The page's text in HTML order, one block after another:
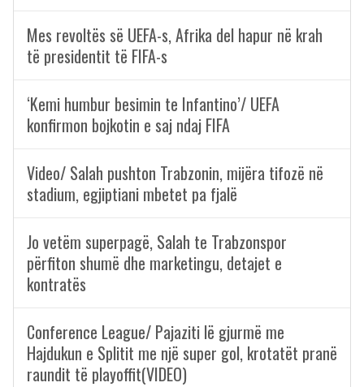
Mes revoltës së UEFA-s, Afrika del hapur në krah
të presidentit të FIFA-s
‘Kemi humbur besimin te Infantino’/ UEFA
konfirmon bojkotin e saj ndaj FIFA
Video/ Salah pushton Trabzonin, mijëra tifozë në
stadium, egjiptiani mbetet pa fjalë
Jo vetëm superpagë, Salah te Trabzonspor
përfiton shumë dhe marketingu, detajet e
kontratës
Conference League/ Pajaziti lë gjurmë me
Hajdukun e Splitit me një super gol, krotatët pranë
raundit të playoffit(VIDEO)